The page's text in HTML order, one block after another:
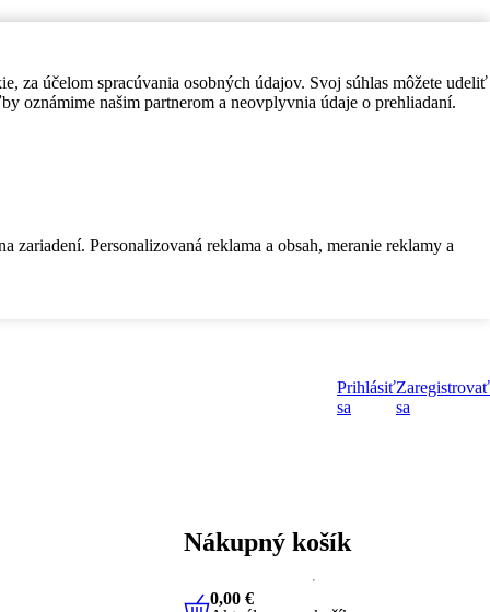
za účelom spracúvania osobných údajov. Svoj súhlas môžete udeliť
oznámime našim partnerom a neovplyvnia údaje o prehliadaní.
Personalizovaná reklama a obsah, meranie reklamy a
Prihlásiť
sa
Zaregistrovať
sa
Nákupný košík
0,00 €